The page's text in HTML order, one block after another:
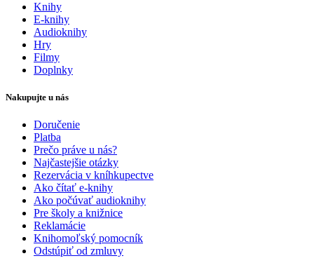
Knihy
E-knihy
Audioknihy
Hry
Filmy
Doplnky
Nakupujte u nás
Doručenie
Platba
Prečo práve u nás?
Najčastejšie otázky
Rezervácia v kníhkupectve
Ako čítať e-knihy
Ako počúvať audioknihy
Pre školy a knižnice
Reklamácie
Knihomoľský pomocník
Odstúpiť od zmluvy